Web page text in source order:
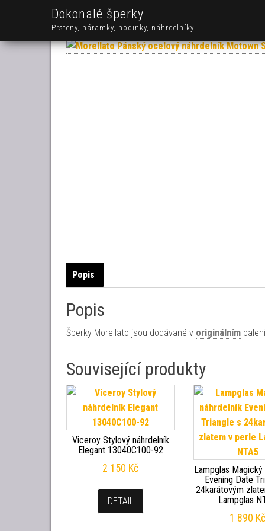
Dokonalé šperky
Prsteny, náramky, hodinky, náhrdelníky
Popis
Popis
Šperky Morellato jsou dodávané v originálním
Související produkty
Viceroy Stylový náhrdelník
Elegant 13040C100-92
2 150 Kč
DETAIL
Lampglas Magický
Evening Date
24karátovým
Lampglas
1 890 Kč